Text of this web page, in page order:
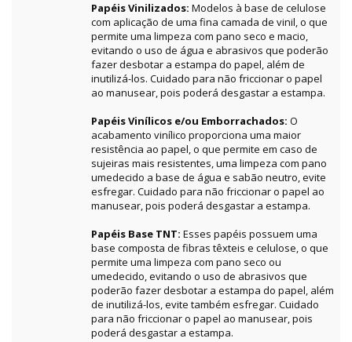
Papéis Vinilizados: Modelos à base de celulose
com aplicação de uma fina camada de vinil, o que
permite uma limpeza com pano seco e macio,
evitando o uso de água e abrasivos que poderão
fazer desbotar a estampa do papel, além de
inutilizá-los. Cuidado para não friccionar o papel
ao manusear, pois poderá desgastar a estampa.
Papéis Vinílicos e/ou Emborrachados: O
acabamento vinílico proporciona uma maior
resistência ao papel, o que permite em caso de
sujeiras mais resistentes, uma limpeza com pano
umedecido a base de água e sabão neutro, evite
esfregar. Cuidado para não friccionar o papel ao
manusear, pois poderá desgastar a estampa.
Papéis Base TNT: Esses papéis possuem uma
base composta de fibras têxteis e celulose, o que
permite uma limpeza com pano seco ou
umedecido, evitando o uso de abrasivos que
poderão fazer desbotar a estampa do papel, além
de inutilizá-los, evite também esfregar. Cuidado
para não friccionar o papel ao manusear, pois
poderá desgastar a estampa.